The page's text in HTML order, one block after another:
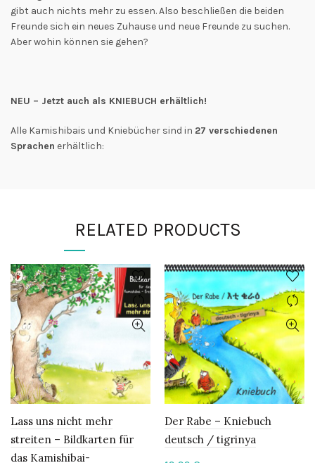
gibt auch nichts mehr zu essen. Also beschließen die beiden
Freunde sich ein neues Zuhause und neue Freunde zu suchen.
Aber wohin können sie gehen?
NEU – Jetzt auch als KNIEBUCH erhältlich!
Alle Kamishibais und Kniebücher sind in 27 verschiedenen
Sprachen erhältlich:
RELATED PRODUCTS
Lass uns nicht mehr
streiten – Bildkarten für
das Kamishibai-
Der Rabe – Kniebuch
deutsch / tigrinya